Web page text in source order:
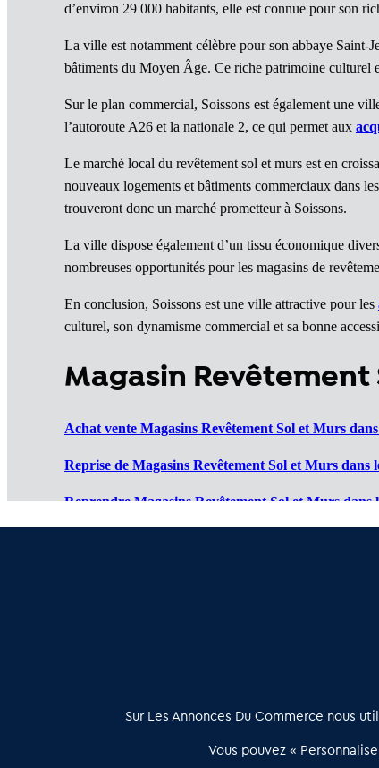
d’environ 29 000 habitants, elle est connue pour son
La ville est notamment célèbre pour son abbaye Saint-
bâtiments du Moyen Âge. Ce riche patrimoine culturel
Sur le plan commercial, Soissons est également une
l’autoroute A26 et la nationale 2, ce qui permet aux
Le marché local du revêtement sol et murs est en
nouveaux logements et bâtiments commerciaux dans
trouveront donc un marché prometteur à Soissons.
La ville dispose également d’un tissu économique
nombreuses opportunités pour les magasins de
En conclusion, Soissons est une ville attractive pour les
culturel, son dynamisme commercial et sa bonne
Magasin
Achat vente Magasins Revêtement Sol et Murs
Reprise de Magasins Revêtement Sol et Murs dans
Reprendre Magasins Revêtement Sol et Murs dans
relation qualifiée conçu pour les acteurs de l’immobilier
Sur Les Annonces Du Commerce nous
Vous pouvez «